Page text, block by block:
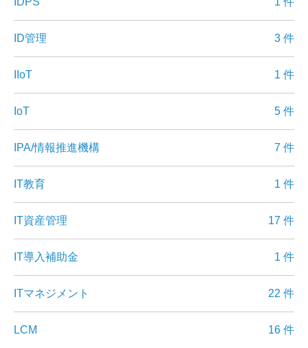
ID管理 3 件
IIoT 1 件
IoT 5 件
IPA/情報推進機構 7 件
IT教育 1 件
IT資産管理 17 件
IT導入補助金 1 件
ITマネジメント 22 件
LCM 16 件